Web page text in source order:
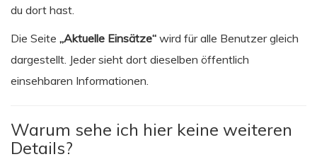
du dort hast.
Die Seite „Aktuelle Einsätze“ wird für alle Benutzer gleich
dargestellt. Jeder sieht dort dieselben öffentlich
einsehbaren Informationen.
Warum sehe ich hier keine weiteren
Details?